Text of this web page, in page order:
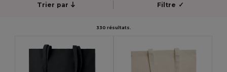
Trier par Filtre ✓
330 résultats.